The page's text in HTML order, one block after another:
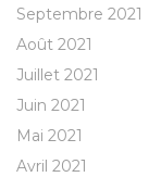
Septembre 2021
Août 2021
Juillet 2021
Juin 2021
Mai 2021
Avril 2021